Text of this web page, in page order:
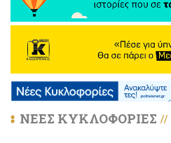
ΝΕΕΣ ΚΥΚΛΟΦΟΡΙΕΣ //